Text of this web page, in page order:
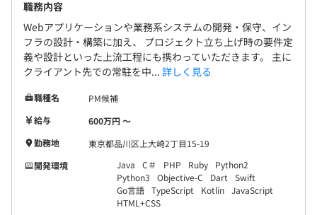
職務内容
Webアプリケーションや業務系システムの開発・保守、イン
フラの設計・構築に加え、 プロジェクト立ち上げ時の要件定
義や設計といった上流工程にも携わっていただきます。 主に
クライアント先での常駐を中... 詳しく見る
職種名
PM候補
給与
600万円 〜
勤務地
東京都品川区上大崎2丁目15-19
開発環境
Java C＃ PHP Ruby
Python2
Python3
Objective-C Dart
Swift
Go言語 TypeScript Kotlin JavaScript
HTML+CSS